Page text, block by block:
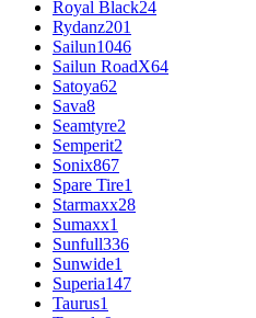
Royal Black24
Rydanz201
Sailun1046
Sailun RoadX64
Satoya62
Sava8
Seamtyre2
Semperit2
Sonix867
Spare Tire1
Starmaxx28
Sumaxx1
Sunfull336
Sunwide1
Superia147
Taurus1